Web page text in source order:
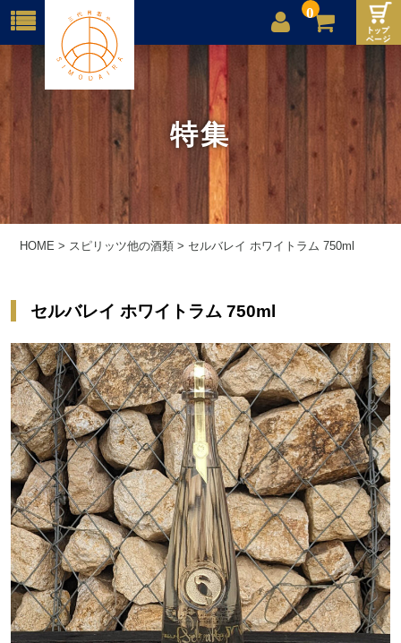
0
店舗案内
ご利用案内
送料
お問合せ
特集
HOME > スピリッツ他の酒類 > セルバレイ ホワイトラム 750ml
セルバレイ ホワイトラム 750ml